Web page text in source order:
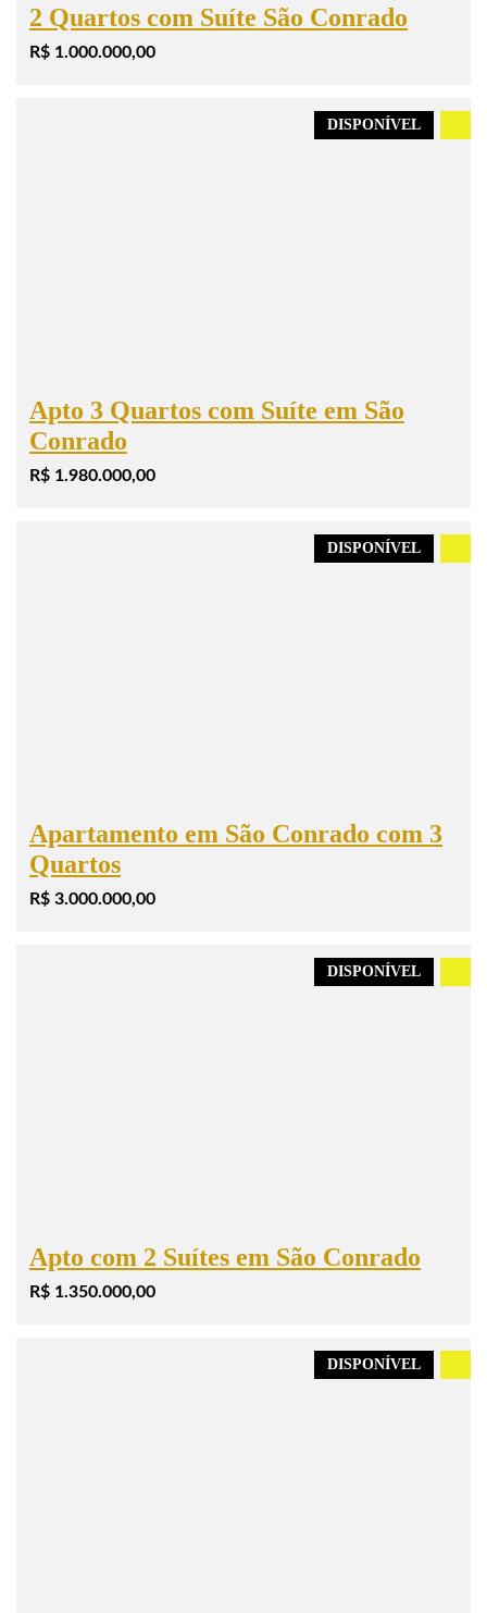
2 Quartos com Suíte São Conrado
R$ 1.000.000,00
DISPONÍVEL
Apto 3 Quartos com Suíte em São
Conrado
R$ 1.980.000,00
DISPONÍVEL
Apartamento em São Conrado com 3
Quartos
R$ 3.000.000,00
DISPONÍVEL
Apto com 2 Suítes em São Conrado
R$ 1.350.000,00
DISPONÍVEL